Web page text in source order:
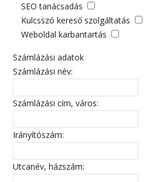
SEO tanácsadás
Kulcsszó kereső szolgáltatás
Weboldal karbantartás
Számlázási adatok
Számlázási név:
Számlázási cím, város:
Irányítószám:
Utcanév, házszám: